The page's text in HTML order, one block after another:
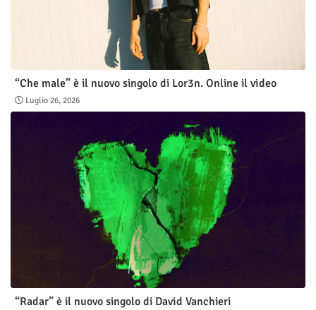
“Che male” è il nuovo singolo di Lor3n. Online il video
Luglio 26, 2026
“Radar” è il nuovo singolo di David Vanchieri